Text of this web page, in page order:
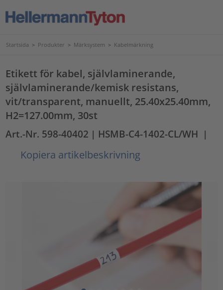
Startsida > Produkter > Märksystem > Kabelmärkning
Etikett för kabel, självlaminerande,
självlaminerande/kemisk resistans,
vit/transparent, manuellt, 25.40x25.40mm,
H2=127.00mm, 30st
Art.-Nr. 598-40402 | HSMB-C4-1402-CL/WH |
Kopiera artikelbeskrivning